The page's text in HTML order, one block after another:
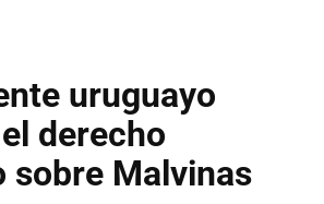
uruguayo
derecho
sobre Malvinas